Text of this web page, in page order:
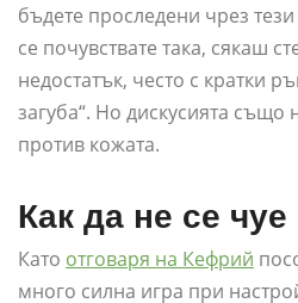
бъдете проследени чрез
се почувствате така, сякаш
недостатък, често с кратки
загуба“. Но дискусията
против кожата.
Как да не се чуе
Като отговаря на Кефрий
много силна игра при